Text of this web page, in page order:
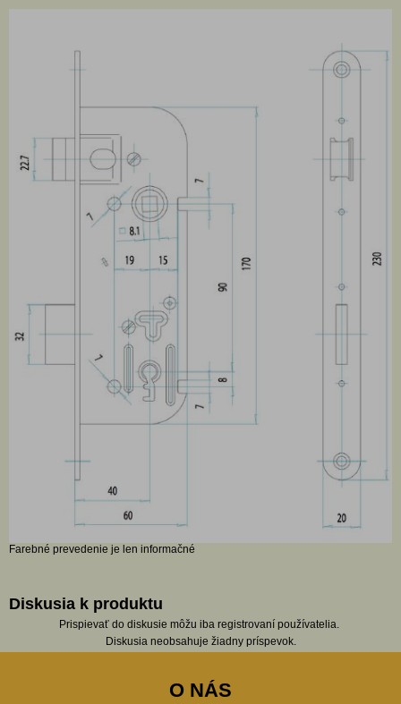
Farebné prevedenie je len informačné
Diskusia k produktu
Prispievať do diskusie môžu iba registrovaní používatelia.
Diskusia neobsahuje žiadny príspevok.
O NÁS